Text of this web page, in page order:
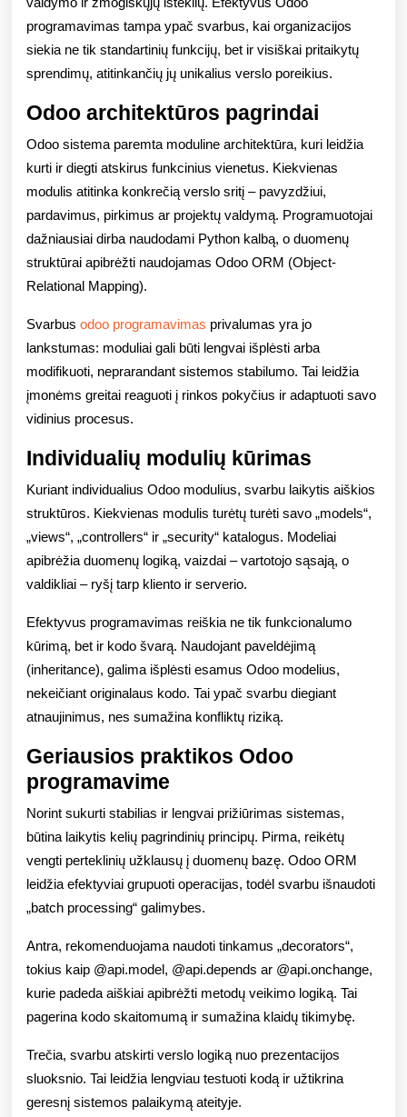
ir
verslo
programavimas tampa ypač svarbus, kai organizacijos
siekia ne tik standartinių funkcijų, bet ir visiškai pritaikytų
sprendimų, atitinkančių jų unikalius verslo poreikius.
Odoo architektūros pagrindai
Odoo sistema paremta moduline architektūra, kuri leidžia
kurti ir diegti atskirus funkcinius vienetus. Kiekvienas
modulis atitinka konkrečią verslo sritį – pavyzdžiui,
pardavimus, pirkimus ar projektų valdymą. Programuotojai
dažniausiai dirba naudodami Python kalbą, o duomenų
struktūrai apibrėžti naudojamas Odoo ORM (Object-
Relational Mapping).
Svarbus odoo programavimas privalumas yra jo
lankstumas: moduliai gali būti lengvai išplėsti arba
modifikuoti, neprarandant sistemos stabilumo. Tai leidžia
įmonėms greitai reaguoti į rinkos pokyčius ir adaptuoti savo
vidinius procesus.
Individualių modulių kūrimas
Kuriant individualius Odoo modulius, svarbu laikytis aiškios
struktūros. Kiekvienas modulis turėtų turėti savo „models“,
„views“, „controllers“ ir „security“ katalogus. Modeliai
apibrėžia duomenų logiką, vaizdai – vartotojo sąsają, o
valdikliai – ryšį tarp kliento ir serverio.
Efektyvus programavimas reiškia ne tik funkcionalumo
kūrimą, bet ir kodo švarą. Naudojant paveldėjimą
(inheritance), galima išplėsti esamus Odoo modelius,
nekeičiant originalaus kodo. Tai ypač svarbu diegiant
atnaujinimus, nes sumažina konfliktų riziką.
Geriausios praktikos Odoo
programavime
Norint sukurti stabilias ir lengvai prižiūrimas sistemas,
būtina laikytis kelių pagrindinių principų. Pirma, reikėtų
vengti perteklinių užklausų į duomenų bazę. Odoo ORM
leidžia efektyviai grupuoti operacijas, todėl svarbu išnaudoti
„batch processing“ galimybes.
Antra, rekomenduojama naudoti tinkamus „decorators“,
tokius kaip @api.model, @api.depends ar @api.onchange,
kurie padeda aiškiai apibrėžti metodų veikimo logiką. Tai
pagerina kodo skaitomumą ir sumažina klaidų tikimybę.
Trečia, svarbu atskirti verslo logiką nuo prezentacijos
sluoksnio. Tai leidžia lengviau testuoti kodą ir užtikrina
geresnį sistemos palaikymą ateityje.